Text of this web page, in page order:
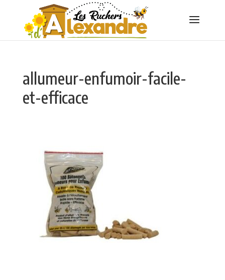
allumeur-enfumoir-facile-
et-efficace